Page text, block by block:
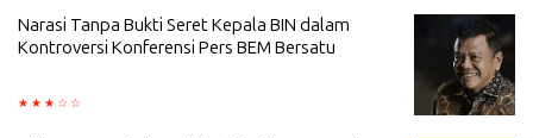
Narasi Tanpa Bukti Seret Kepala BIN dalam
Kontroversi Konferensi Pers BEM Bersatu